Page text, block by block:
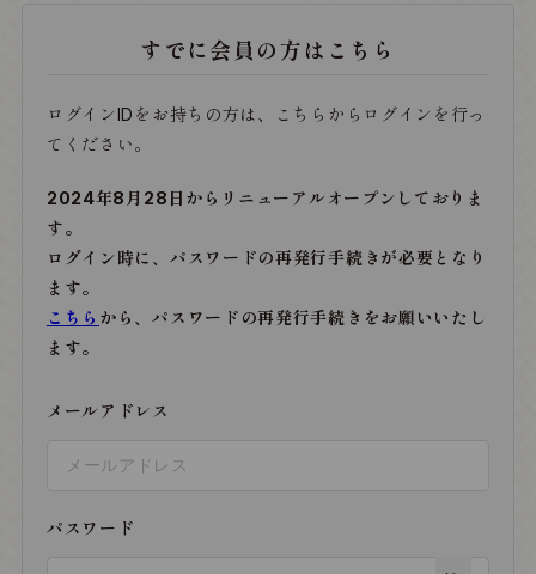
すでに会員の方はこちら
ログインIDをお持ちの方は、こちらからログインを行っ
てください。
2024年8月28日からリニューアルオープンしておりま
す。
ログイン時に、パスワードの再発行手続きが必要となり
ます。
こちら から、パスワードの再発行手続きをお願いいたし
ます。
メールアドレス
パスワード